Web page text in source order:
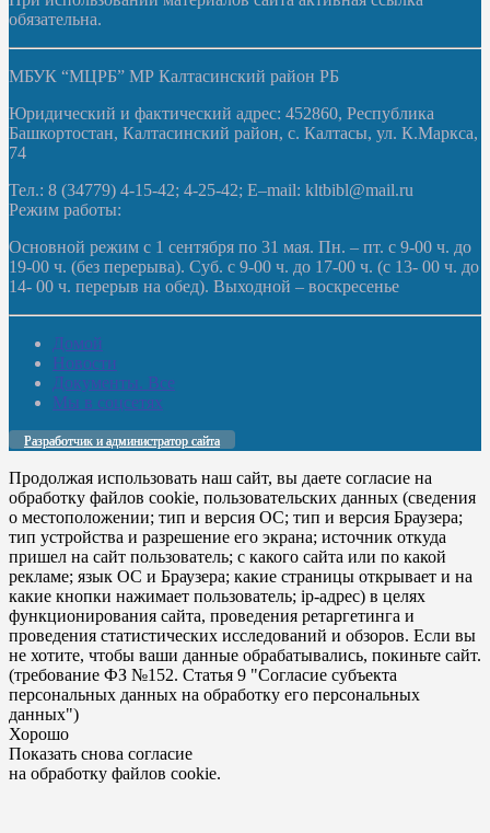
обязательна.
МБУК “МЦРБ” МР Калтасинский район РБ
Юридический и фактический адрес: 452860, Республика
Башкортостан, Калтасинский район, с. Калтасы, ул. К.Маркса,
74
Тел.: 8 (34779) 4-15-42; 4-25-42; E–mail: kltbibl@mail.ru
Режим работы:
Основной режим с 1 сентября по 31 мая. Пн. – пт. с 9-00 ч. до
19-00 ч. (без перерыва). Суб. с 9-00 ч. до 17-00 ч. (с 13- 00 ч. до
14- 00 ч. перерыв на обед). Выходной – воскресенье
Домой
Новости
Документы. Все
Мы в соцсетях
Разработчик и администратор сайта
Продолжая использовать наш сайт, вы даете согласие на
обработку файлов cookie, пользовательских данных (сведения
о местоположении; тип и версия ОС; тип и версия Браузера;
тип устройства и разрешение его экрана; источник откуда
пришел на сайт пользователь; с какого сайта или по какой
рекламе; язык ОС и Браузера; какие страницы открывает и на
какие кнопки нажимает пользователь; ip-адрес) в целях
функционирования сайта, проведения ретаргетинга и
проведения статистических исследований и обзоров. Если вы
не хотите, чтобы ваши данные обрабатывались, покиньте сайт.
(требование ФЗ №152. Статья 9 "Согласие субъекта
персональных данных на обработку его персональных
данных")
Хорошо
Показать снова согласие
на обработку файлов cookie.